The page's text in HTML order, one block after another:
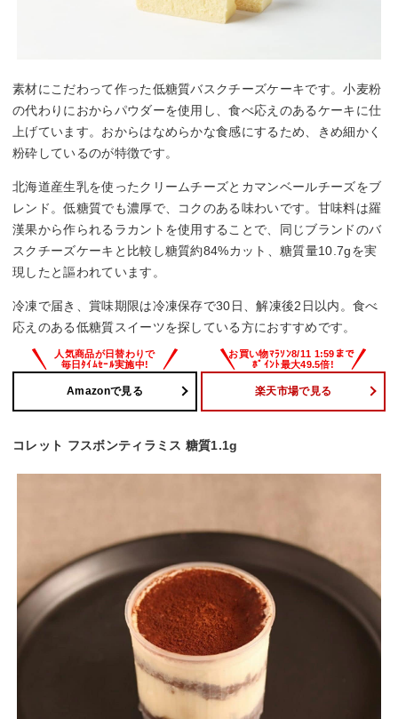
素材にこだわって作った低糖質バスクチーズケーキです。小麦粉
の代わりにおからパウダーを使用し、食べ応えのあるケーキに仕
上げています。おからはなめらかな食感にするため、きめ細かく
粉砕しているのが特徴です。
北海道産生乳を使ったクリームチーズとカマンベールチーズをブ
レンド。低糖質でも濃厚で、コクのある味わいです。甘味料は羅
漢果から作られるラカントを使用することで、同じブランドのバ
スクチーズケーキと比較し糖質約84%カット、糖質量10.7gを実
現したと謳われています。
冷凍で届き、賞味期限は冷凍保存で30日、解凍後2日以内。食べ
応えのある低糖質スイーツを探している方におすすめです。
Amazonで見る 楽天市場で見る
コレット フスボンティラミス 糖質1.1g